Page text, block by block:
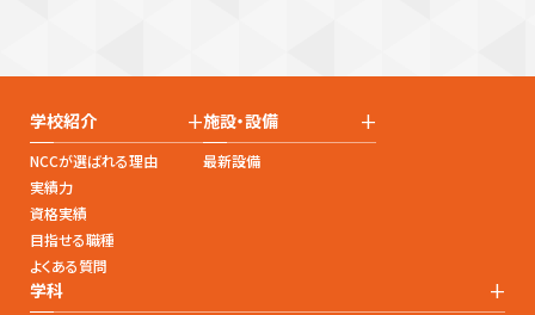
学校紹介 +
NCCが選ばれる理由
実績力
資格実績
目指せる職種
よくある質問
施設・設備 +
最新設備
学科 +